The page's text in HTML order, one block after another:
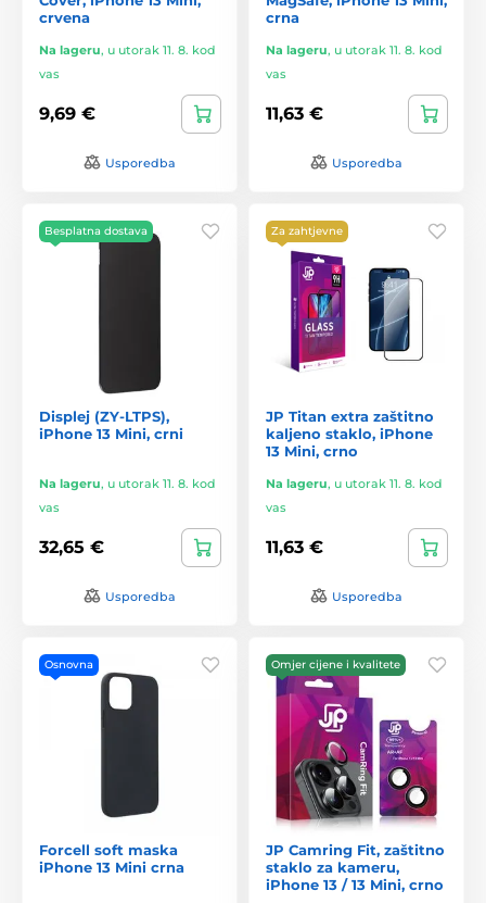
crvena
Na lageru, u utorak 11. 8. kod
vas
9,69 €
Usporedba
crna
Na lageru, u utorak 11. 8. kod
vas
11,63 €
Usporedba
Besplatna dostava
Displej (ZY-LTPS),
iPhone 13 Mini, crni
Na lageru, u utorak 11. 8. kod
vas
32,65 €
Usporedba
Za zahtjevne
JP Titan extra zaštitno
kaljeno staklo, iPhone
13 Mini, crno
Na lageru, u utorak 11. 8. kod
vas
11,63 €
Usporedba
Osnovna
Forcell soft maska
iPhone 13 Mini crna
Omjer cijene i kvalitete
JP Camring Fit, zaštitno
staklo za kameru,
iPhone 13 / 13 Mini, crno